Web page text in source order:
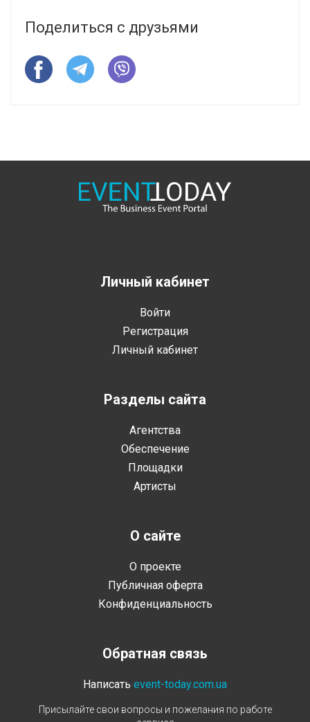
Поделиться с друзьями
Личный кабинет
Войти
Регистрация
Личный кабинет
Разделы сайта
Агентства
Обеспечение
Площадки
Артисты
О сайте
О проекте
Публичная оферта
Конфиденциальность
Обратная связь
Написать event-today.com.ua
Присылайте свои вопросы и пожелания по работе